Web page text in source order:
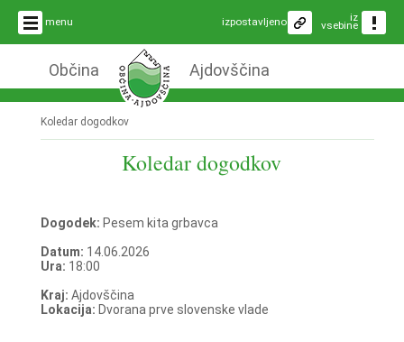
menu iz
vsebine
izpostavljeno
Občina Ajdovščina
Koledar dogodkov
Koledar dogodkov
Dogodek: Pesem kita grbavca
Datum: 14.06.2026
Ura: 18:00
Kraj: Ajdovščina
Lokacija: Dvorana prve slovenske vlade